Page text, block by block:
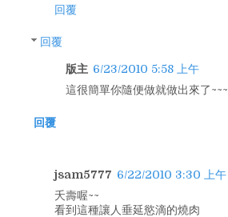
回覆
回覆
版主 6/23/2010 5:58 上午
這很簡單你隨便做就做出來了~~~^^
回覆
jsam5777 6/22/2010 3:30 上午
夭壽喔~~
看到這種讓人垂延慾滴的燒肉